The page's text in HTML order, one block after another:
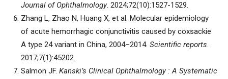
Journal of Ophthalmology. 2024;72(10):1527-1529.
Zhang L, Zhao N, Huang X, et al. Molecular epidemiology
of acute hemorrhagic conjunctivitis caused by coxsackie
A type 24 variant in China, 2004–2014. Scientific reports.
2017;7(1):45202.
Salmon JF. Kanski’s Clinical Ophthalmology : A Systematic